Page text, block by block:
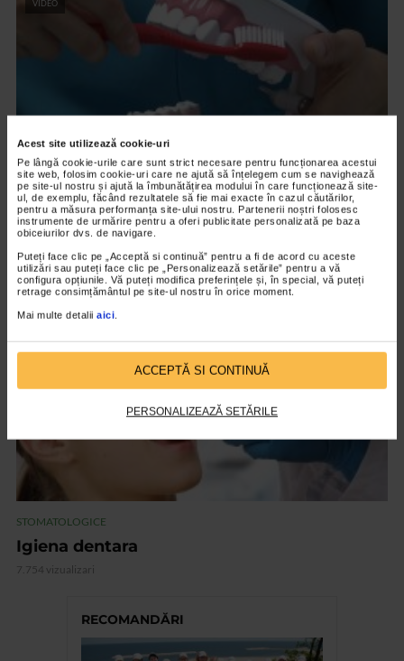
Acest site utilizează cookie-uri
Pe lângă cookie-urile care sunt strict necesare pentru funcționarea acestui
site web, folosim cookie-uri care ne ajută să înțelegem cum se navighează
pe site-ul nostru și ajută la îmbunătățirea modului în care funcționează site-
ul, de exemplu, făcând rezultatele să fie mai exacte în cazul căutărilor,
pentru a măsura performanța site-ului nostru. Partenerii noștri folosesc
instrumente de urmărire pentru a oferi publicitate personalizată pe baza
obiceiurilor dvs. de navigare.
Puteți face clic pe „Acceptă si continuă” pentru a fi de acord cu aceste
utilizări sau puteți face clic pe „Personalizează setările” pentru a vă
configura opțiunile. Vă puteți modifica preferințele și, în special, vă puteți
retrage consimțământul pe site-ul nostru în orice moment.
Mai multe detalii aici
ACCEPTĂ SI CONTINUĂ
PERSONALIZEAZĂ SETĂRILE
VIDEO
STOMATOLOGICE
Periajul corect al dintilor
12.903 vizualizari
VIDEO
STOMATOLOGICE
Igiena dentara
7.754 vizualizari
RECOMANDĂRI